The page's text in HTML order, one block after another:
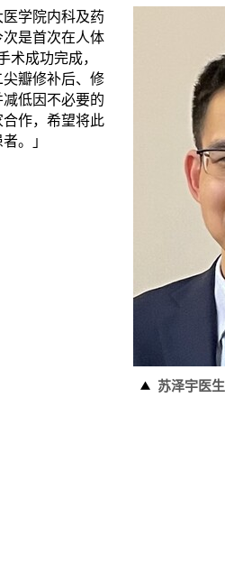
苏泽宇医生
学院内科及药
是首次在人体
成功完成，
瓣修补后、修
低因不必要的
作，希望将此
。」